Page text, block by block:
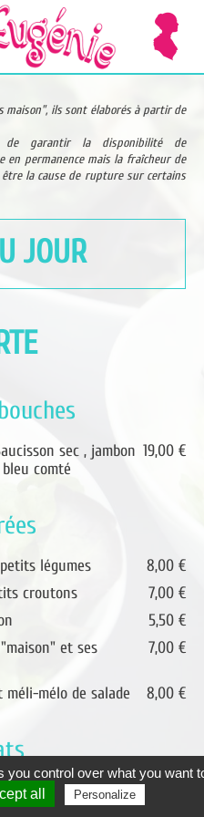
ils sont élaborés à partir de
de garantir la disponibilité de
en permanence mais la fraîcheur de
la cause de rupture sur certains
JOUR
sec , jambon
comté
19,00 €
légumes
8,00 €
croutons
7,00 €
5,50 €
et ses
7,00 €
mélo de salade 8,00 €
etg frite maison,
28,50 €
you control over what you want
all Personalize